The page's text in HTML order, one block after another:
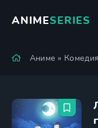
ANIMESERIES
Аниме » Комедия